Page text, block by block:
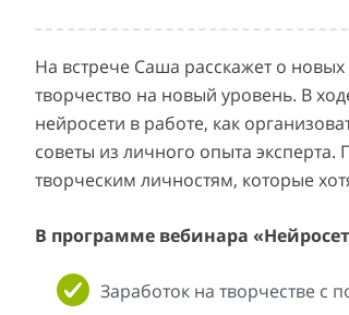
На встрече Саша расскажет о
творчество на новый уровень. В
нейросети в работе, как
советы из личного опыта
творческим личностям, которые
В программе вебинара
Заработок на творчестве с